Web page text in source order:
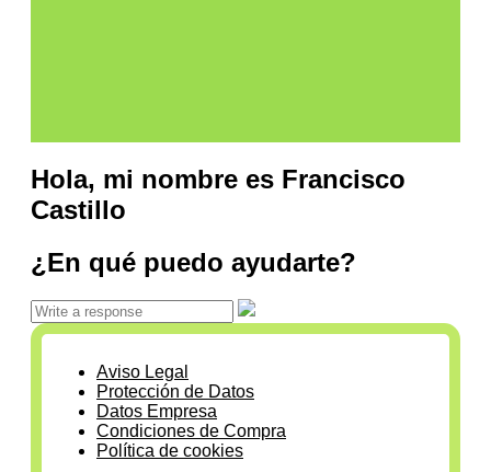
Hola, mi nombre es Francisco
Castillo
¿En qué puedo ayudarte?
Aviso Legal
Protección de Datos
Datos Empresa
Condiciones de Compra
Política de cookies